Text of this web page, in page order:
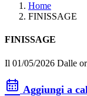
Home
FINISSAGE
FINISSAGE
Il 01/05/2026 Dalle
Aggiungi a